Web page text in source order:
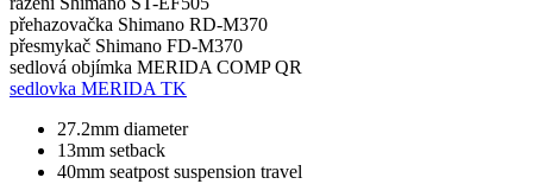
přehazovačka Shimano RD-M370
přesmykač Shimano FD-M370
sedlová objímka MERIDA COMP QR
sedlovka MERIDA TK
27.2mm diameter
13mm setback
40mm seatpost suspension travel